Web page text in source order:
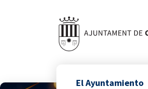
El Ayuntamiento